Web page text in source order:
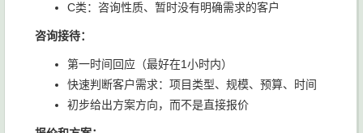
C类：咨询性质、暂时没有明确需求的客户
咨询接待：
第一时间回应（最好在1小时内）
快速判断客户需求：项目类型、规模、预算、时间
初步给出方案方向，而不是直接报价